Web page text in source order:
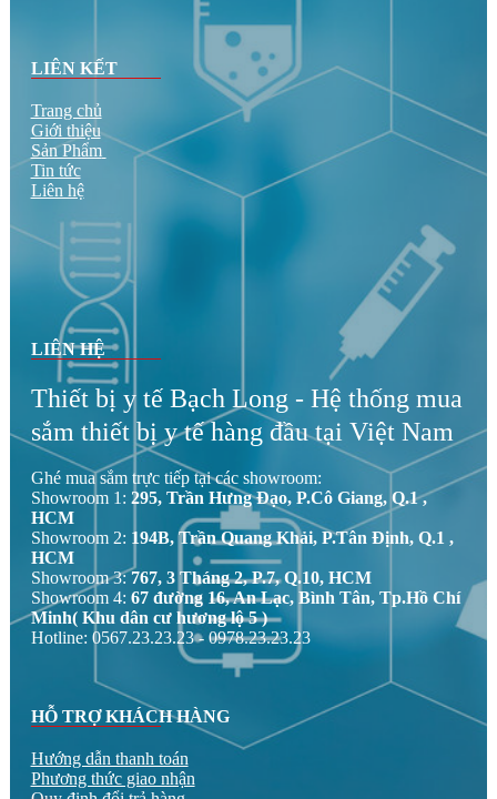
LIÊN KẾT
Trang chủ
Giới thiệu
Sản Phẩm
Tin tức
Liên hệ
LIÊN HỆ
Thiết bị y tế Bạch Long - Hệ thống mua
sắm thiết bị y tế hàng đầu tại Việt Nam
Ghé mua sắm trực tiếp tại các showroom:
Showroom 1: 295, Trần Hưng Đạo, P.Cô Giang, Q.1 ,
HCM
Showroom 2: 194B, Trần Quang Khải, P.Tân Định, Q.1 ,
HCM
Showroom 3:767, 3 Tháng 2, P.7, Q.10, HCM
Showroom 4: 67 đường 16, An Lạc, Bình Tân, Tp.Hồ Chí
Minh( Khu dân cư hương lộ 5 )
Hotline: 0567.23.23.23 - 0978.23.23.23
HỖ TRỢ KHÁCH HÀNG
Hướng dẫn thanh toán
Phương thức giao nhận